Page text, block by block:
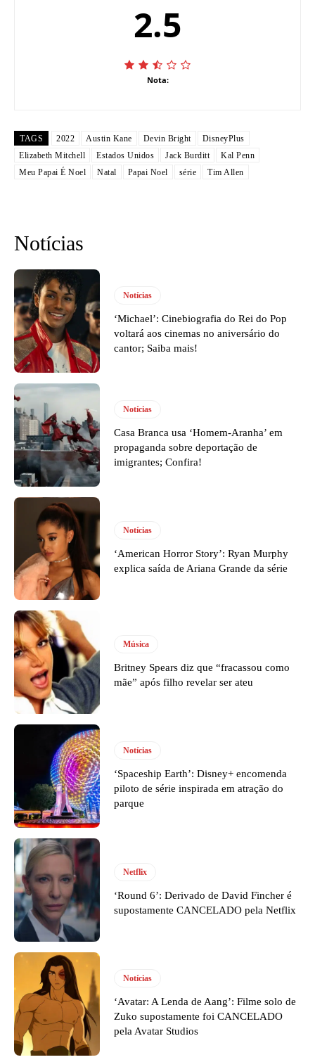
2.5
Nota:
TAGS 2022 Austin Kane Devin Bright
DisneyPlus
Elizabeth Mitchell
Estados Unidos Jack Burditt
Kal Penn
Meu Papai É Noel
Natal Papai Noel série Tim Allen
Notícias
Notícias
‘Michael’: Cinebiografia do Rei do Pop
voltará aos cinemas no aniversário do
cantor; Saiba mais!
Notícias
Casa Branca usa ‘Homem-Aranha’ em
propaganda sobre deportação de
imigrantes; Confira!
Notícias
‘American Horror Story’: Ryan Murphy
explica saída de Ariana Grande da série
Música
Britney Spears diz que “fracassou como
mãe” após filho revelar ser ateu
Notícias
‘Spaceship Earth’: Disney+ encomenda
piloto de série inspirada em atração do
parque
Netflix
‘Round 6’: Derivado de David Fincher é
supostamente CANCELADO pela Netflix
Notícias
‘Avatar: A Lenda de Aang’: Filme solo de
Zuko supostamente foi CANCELADO
pela Avatar Studios